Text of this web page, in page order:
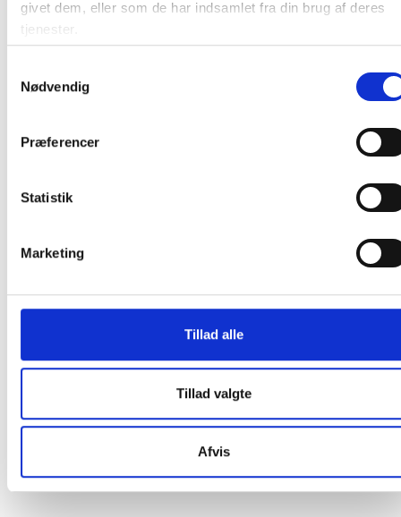
givet dem, eller som de har indsamlet fra din brug af deres
tjenester.
Nødvendig
Præferencer
Statistik
Marketing
Tillad alle
Tillad valgte
Afvis
Fra 5.395,00 / stk